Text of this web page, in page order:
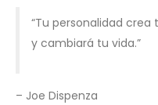
“Tu personalidad
y cambiará tu vida.”
– Joe Dispenza